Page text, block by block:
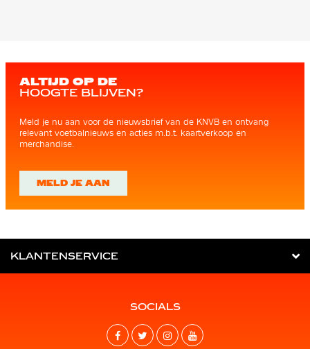
ALTIJD OP DE
HOOGTE BLIJVEN?
Meld je nu aan voor de nieuwsbrief van de KNVB en ontvang
relevant voetbalnieuws en acties m.b.t. kaartverkoop en
merchandise.
MELD JE AAN
KLANTENSERVICE
SOCIALS